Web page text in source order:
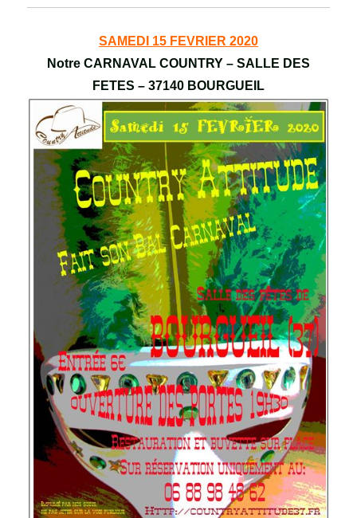
SAMEDI 15 FEVRIER 2020
Notre CARNAVAL COUNTRY – SALLE DES
FETES – 37140 BOURGUEIL